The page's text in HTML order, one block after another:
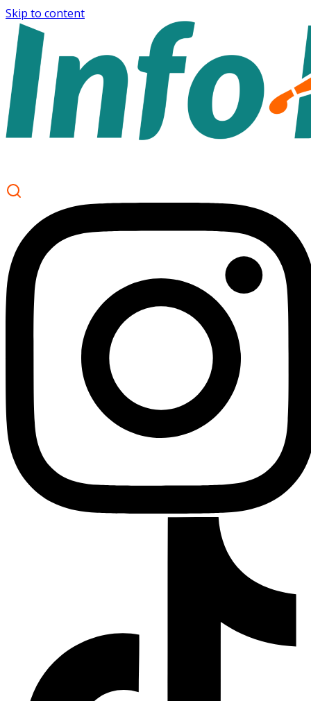
Skip to content